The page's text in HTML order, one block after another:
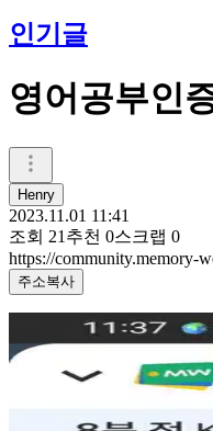
인기글
영어공부인
Henry
2023.11.01 11:41
조회 21 추천 0스크랩 0
https://community.memory-
주소복사